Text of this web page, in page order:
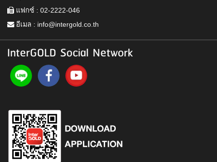
แฟกซ์ : 02-2222-046
อีเมล : info@intergold.co.th
InterGOLD Social Network